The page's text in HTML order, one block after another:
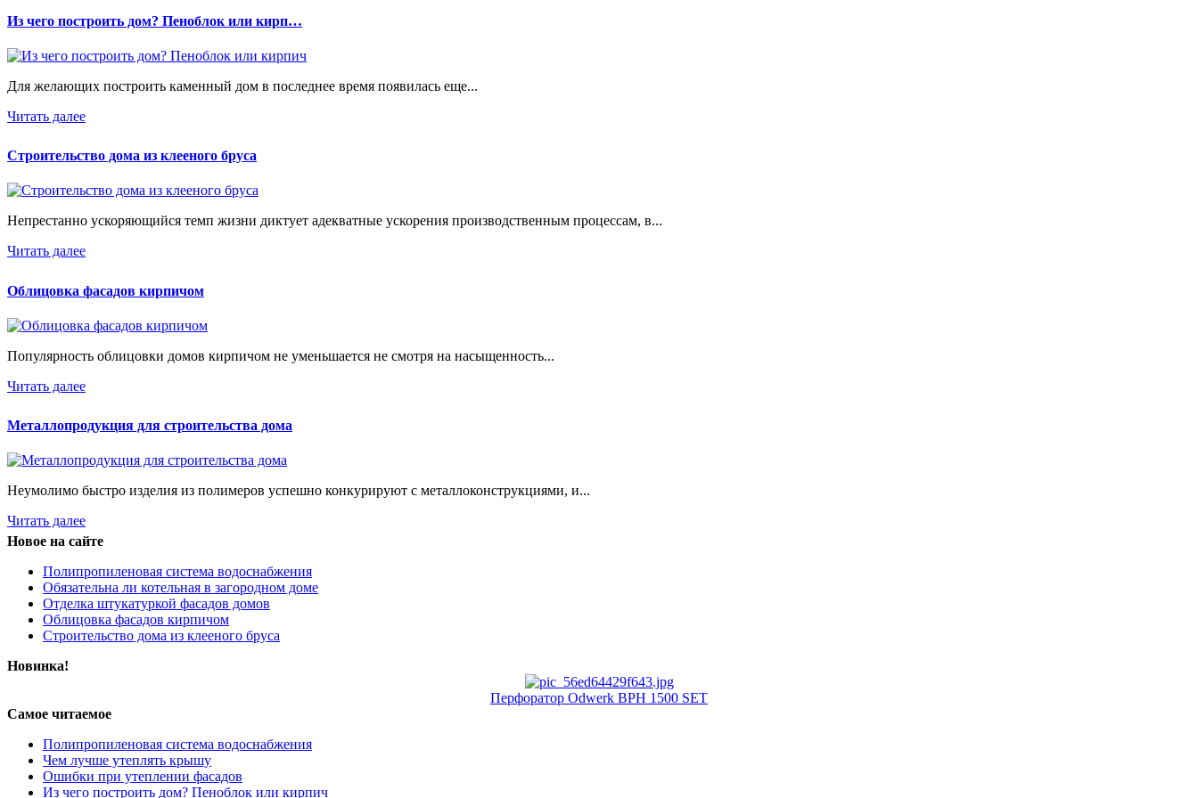
Из чего построить дом? Пеноблок или кирп…
Для желающих построить каменный дом в последнее время появилась еще...
Читать далее
Строительство дома из клееного бруса
Непрестанно ускоряющийся темп жизни диктует адекватные ускорения производственным процессам, в...
Читать далее
Облицовка фасадов кирпичом
Популярность облицовки домов кирпичом не уменьшается не смотря на насыщенность...
Читать далее
Металлопродукция для строительства дома
Неумолимо быстро изделия из полимеров успешно конкурируют с металлоконструкциями, и...
Читать далее
Новое на сайте
Полипропиленовая система водоснабжения
Обязательна ли котельная в загородном доме
Отделка штукатуркой фасадов домов
Облицовка фасадов кирпичом
Строительство дома из клееного бруса
Новинка!
Перфоратор Odwerk BPH 1500 SET
Самое читаемое
Полипропиленовая система водоснабжения
Чем лучше утеплять крышу
Ошибки при утеплении фасадов
Из чего построить дом? Пеноблок или кирпич